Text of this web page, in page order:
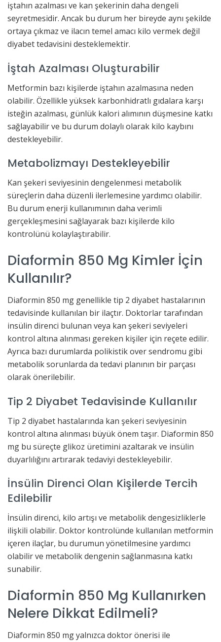
iştahın azalması ve kan şekerinin daha dengeli
seyretmesidir. Ancak bu durum her bireyde aynı şekilde
ortaya çıkmaz ve ilacın temel amacı kilo vermek değil
diyabet tedavisini desteklemektir.
İştah Azalması Oluşturabilir
Metformin bazı kişilerde iştahın azalmasına neden
olabilir. Özellikle yüksek karbonhidratlı gıdalara karşı
isteğin azalması, günlük kalori alımının düşmesine katkı
sağlayabilir ve bu durum dolaylı olarak kilo kaybını
destekleyebilir.
Metabolizmayı Destekleyebilir
Kan şekeri seviyesinin dengelenmesi metabolik
süreçlerin daha düzenli ilerlemesine yardımcı olabilir.
Bu durum enerji kullanımının daha verimli
gerçekleşmesini sağlayarak bazı kişilerde kilo
kontrolünü kolaylaştırabilir.
Diaformin 850 Mg Kimler İçin
Kullanılır?
Diaformin 850 mg genellikle tip 2 diyabet hastalarının
tedavisinde kullanılan bir ilaçtır. Doktorlar tarafından
insülin direnci bulunan veya kan şekeri seviyeleri
kontrol altına alınması gereken kişiler için reçete edilir.
Ayrıca bazı durumlarda polikistik over sendromu gibi
metabolik sorunlarda da tedavi planının bir parçası
olarak önerilebilir.
Tip 2 Diyabet Tedavisinde Kullanılır
Tip 2 diyabet hastalarında kan şekeri seviyesinin
kontrol altına alınması büyük önem taşır. Diaformin 850
mg bu süreçte glikoz üretimini azaltarak ve insülin
duyarlılığını artırarak tedaviyi destekleyebilir.
İnsülin Direnci Olan Kişilerde Tercih
Edilebilir
İnsülin direnci, kilo artışı ve metabolik dengesizliklerle
ilişkili olabilir. Doktor kontrolünde kullanılan metformin
içeren ilaçlar, bu durumun yönetilmesine yardımcı
olabilir ve metabolik dengenin sağlanmasına katkı
sunabilir.
Diaformin 850 Mg Kullanırken
Nelere Dikkat Edilmeli?
Diaformin 850 mg yalnızca doktor önerisi ile